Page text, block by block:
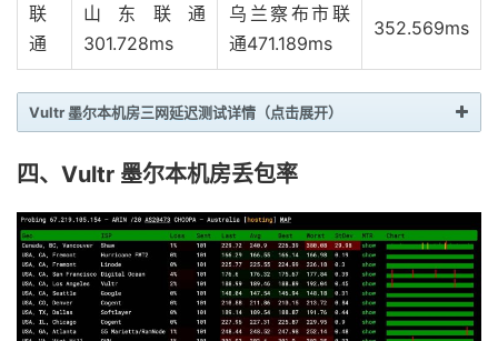
联
通
山东联通
301.728ms
乌兰察布市联
通471.189ms
352.569ms
Vultr 墨尔本机房三网延迟测试详情（点击展开）
测
点
送
接
收
丢包
率
最大时间
安
徽
电
40% 414.956 408.475 410.924
四、Vultr 墨尔本机房丢包率